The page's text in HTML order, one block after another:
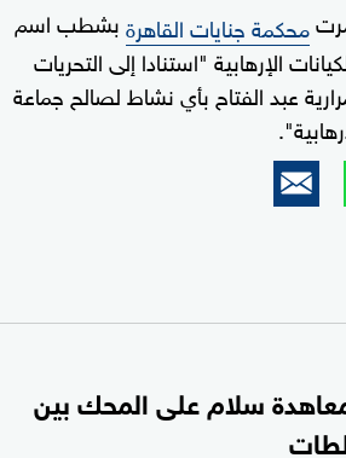
محكمة جنايات القاهرةبشطب اسم
الإرهابية "استنادا إلى التحريات
عبد الفتاح بأي نشاط لصالح جماعة
سلام على المحك بين